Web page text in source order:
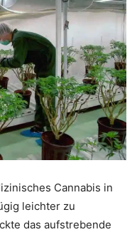
Cannabis in
leichter zu
das aufstrebende